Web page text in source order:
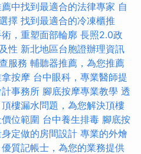
中找到最適合的法律專家 自
擇 找到最適合的冷凍櫃推
，重塑面部輪廓 長照2.0政
性 新北地區台胞證辦理資訊
服務 輔聽器推薦，為您推薦
按摩 台中眼科，專業醫師提
事務所 腳底按摩專業教學 透
頂樓漏水問題，為您解決頂樓
位範圍 台中養生排毒 腳底按
定做的房間設計 專業的外燴
優質記帳士，為您的業務提供